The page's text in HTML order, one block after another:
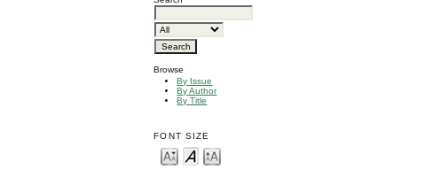
Browse
By Issue
By Author
By Title
FONT SIZE